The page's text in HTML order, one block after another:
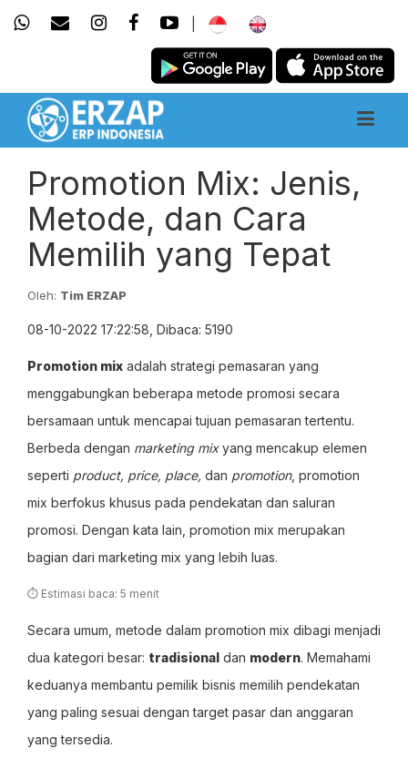
Promotion Mix: Jenis,
Metode, dan Cara
Memilih yang Tepat
Oleh: Tim ERZAP
08-10-2022 17:22:58, Dibaca: 5190
Promotion mix adalah strategi pemasaran yang
menggabungkan beberapa metode promosi secara
bersamaan untuk mencapai tujuan pemasaran tertentu.
Berbeda dengan marketing mixyang mencakup elemen
seperti product, price, place, dan promotion, promotion
mix berfokus khusus pada pendekatan dan saluran
promosi. Dengan kata lain, promotion mix merupakan
bagian dari marketing mix yang lebih luas.
⏱ Estimasi baca: 5 menit
Secara umum, metode dalam promotion mix dibagi menjadi
dua kategori besar: tradisional dan modern. Memahami
keduanya membantu pemilik bisnis memilih pendekatan
yang paling sesuai dengan target pasar dan anggaran
yang tersedia.